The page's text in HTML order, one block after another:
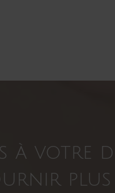
à votre
plus